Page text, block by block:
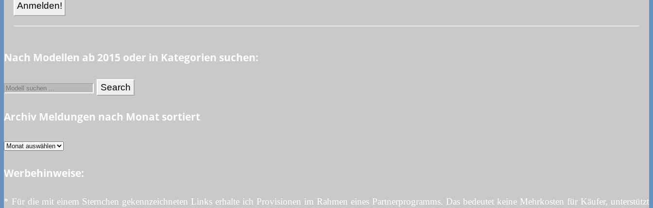
Nach Modellen ab 2015 oder in Kategorien suchen:
Archiv Meldungen nach Monat sortiert
Archiv
nach
sortiert
Werbehinweise:
* Für die mit einem Sternchen gekennzeichneten Links erhalte ich Provisionen im Rahmen eines Partnerprogramms. Das bedeutet keine Mehrkosten für Käufer, unterstützt